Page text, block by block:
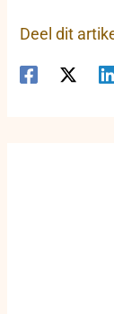
Deel dit